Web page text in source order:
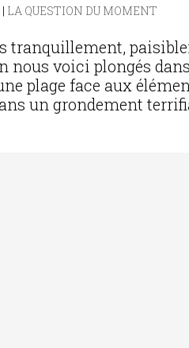
| LA QUESTION DU MOMENT
tranquillement,
nous voici plongés
plage face aux
un grondement